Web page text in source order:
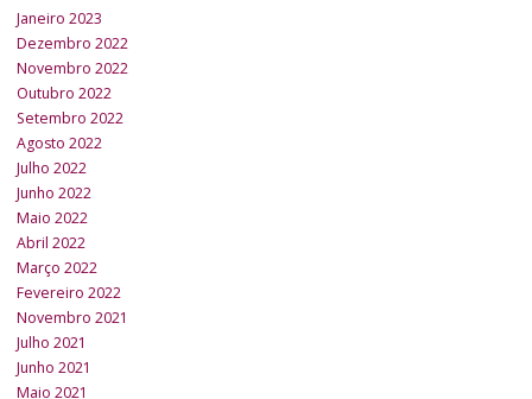
Janeiro 2023
Dezembro 2022
Novembro 2022
Outubro 2022
Setembro 2022
Agosto 2022
Julho 2022
Junho 2022
Maio 2022
Abril 2022
Março 2022
Fevereiro 2022
Novembro 2021
Julho 2021
Junho 2021
Maio 2021